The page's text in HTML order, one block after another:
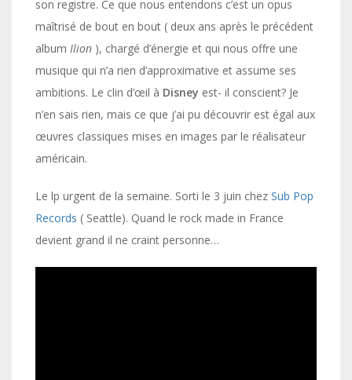
son registre. Ce que nous entendons c’est un opus
maîtrisé de bout en bout ( deux ans après le précédent
album Ilion ), chargé d’énergie et qui nous offre une
musique qui n’a rien d’approximative et assume ses
ambitions. Le clin d’œil à Disney est- il conscient? Je
n’en sais rien, mais ce que j’ai pu découvrir est égal aux
œuvres classiques mises en images par le réalisateur
américain.
Le lp urgent de la semaine. Sorti le 3 juin chez Sub Pop
Records ( Seattle). Quand le rock made in France
devient grand il ne craint personne…